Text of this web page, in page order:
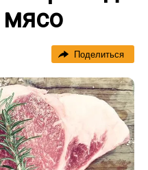
Поделиться